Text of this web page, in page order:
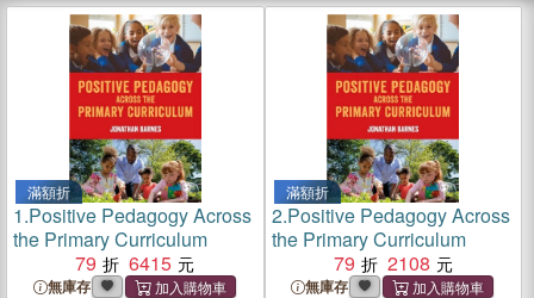
滿額折
1.Positive Pedagogy Across
the Primary Curriculum
79
6415
無庫存
滿額折
2.Positive Pedagogy Across
the Primary Curriculum
79
2108
無庫存